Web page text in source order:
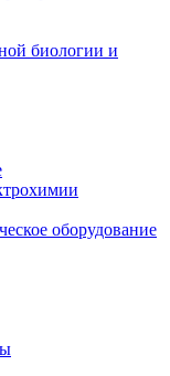
биологии и
оборудование